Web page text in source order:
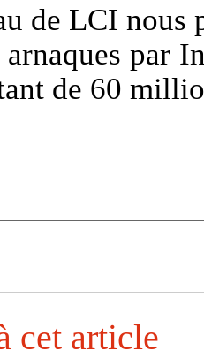
de LCI nous
par
de 60
cet article